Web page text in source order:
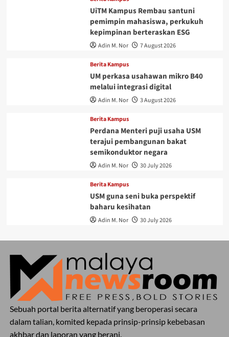
UiTM Kampus Rembau santuni
pemimpin mahasiswa, perkukuh
kepimpinan berteraskan ESG
Adin M. Nor 7 August 2026
Berita Kampus
UM perkasa usahawan mikro B40
melalui integrasi digital
Adin M. Nor 3 August 2026
Berita Kampus
Perdana Menteri puji usaha USM
terajui pembangunan bakat
semikonduktor negara
Adin M. Nor 30 July 2026
Berita Kampus
USM guna seni buka perspektif
baharu kesihatan
Adin M. Nor 30 July 2026
Sebuah portal berita alternatif yang beroperasi secara
dalam talian, komited kepada prinsip-prinsip kebebasan
akhbar dan laporan yang berani.